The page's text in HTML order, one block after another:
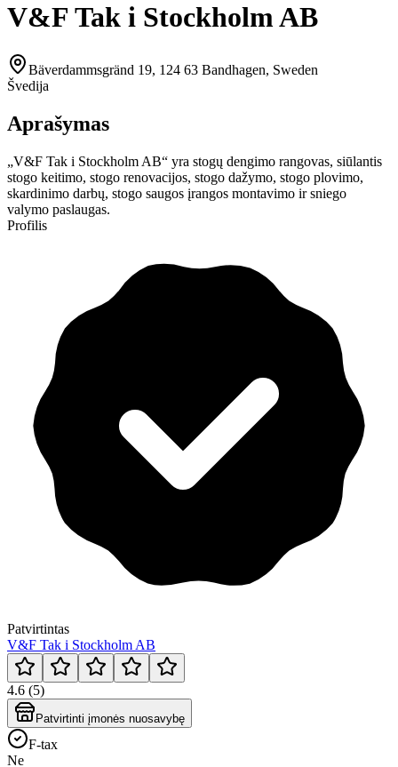
V&F Tak i Stockholm AB
Bäverdammsgränd 19, 124 63 Bandhagen, Sweden
Švedija
Aprašymas
„V&F Tak i Stockholm AB“ yra stogų dengimo rangovas, siūlantis
stogo keitimo, stogo renovacijos, stogo dažymo, stogo plovimo,
skardinimo darbų, stogo saugos įrangos montavimo ir sniego
valymo paslaugas.
Profilis
Patvirtintas
V&F Tak i Stockholm AB
4.6 (5)
Patvirtinti įmonės nuosavybę
F-tax
Ne